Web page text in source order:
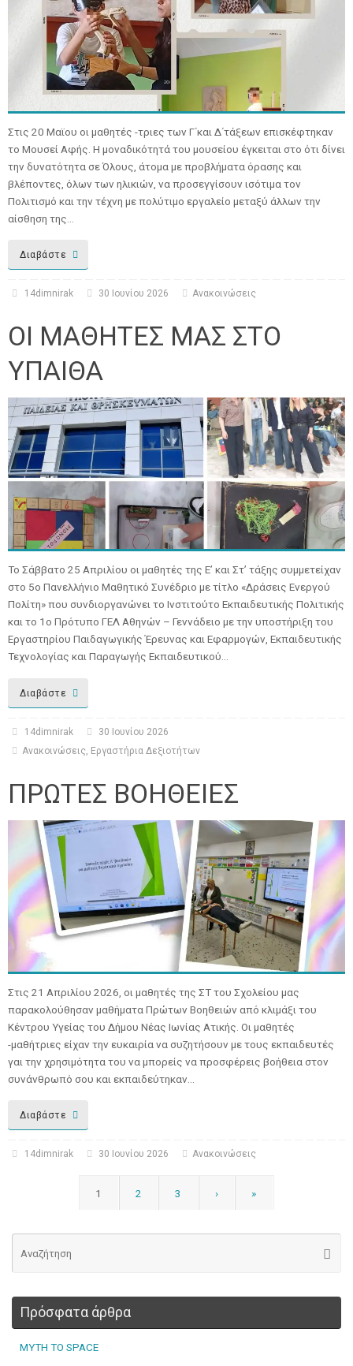
Στις 20 Μαϊου οι μαθητές -τριες των Γ΄και Δ΄τάξεων επισκέφτηκαν
το Μουσεί Αφής. Η μοναδικότητά του μουσείου έγκειται στο ότι δίνει
την δυνατότητα σε Όλους, άτομα με προβλήματα όρασης και
βλέποντες, όλων των ηλικιών, να προσεγγίσουν ισότιμα τον
Πολιτισμό και την τέχνη με πολύτιμο εργαλείο μεταξύ άλλων την
αίσθηση της…
Διαβάστε
14dimnirak 30 Ιουνίου 2026 Ανακοινώσεις
ΟΙ ΜΑΘΗΤΕΣ ΜΑΣ ΣΤΟ
ΥΠΑΙΘΑ
Το Σάββατο 25 Απριλίου οι μαθητές της Ε’ και Στ’ τάξης συμμετείχαν
στο 5ο Πανελλήνιο Μαθητικό Συνέδριο με τίτλο «Δράσεις Ενεργού
Πολίτη» που συνδιοργανώνει το Ινστιτούτο Εκπαιδευτικής Πολιτικής
και το 1ο Πρότυπο ΓΕΛ Αθηνών – Γεννάδειο με την υποστήριξη του
Εργαστηρίου Παιδαγωγικής Έρευνας και Εφαρμογών, Εκπαιδευτικής
Τεχνολογίας και Παραγωγής Εκπαιδευτικού…
Διαβάστε
14dimnirak
30 Ιουνίου 2026
Ανακοινώσεις Εργαστήρια Δεξιοτήτων
ΠΡΩΤΕΣ ΒΟΗΘΕΙΕΣ
Στις 21 Απριλίου 2026, οι μαθητές της ΣΤ του Σχολείου μας
παρακολούθησαν μαθήματα Πρώτων Βοηθειών από κλιμάξι του
Κέντρου Υγείας του Δήμου Νέας Ιωνίας Ατικής. Οι μαθητές
-μαθήτριες είχαν την ευκαιρία να συζητήσουν με τους εκπαιδευτές
γαι την χρησιμότητα του να μπορείς να προσφέρεις βοήθεια στον
συνάνθρωπό σου και εκπαιδεύτηκαν…
Διαβάστε
14dimnirak 30 Ιουνίου 2026 Ανακοινώσεις
1 2 3 › »
Πρόσφατα άρθρα
MYTH TO SPACE